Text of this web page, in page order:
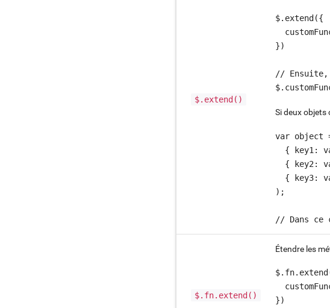
$.extend()
$.extend({
})
// Ensuite,
Si deux objets
var object
{ key1:
{ key2:
{ key3:
);
// Dans
$.fn.extend()
Étendre les
})